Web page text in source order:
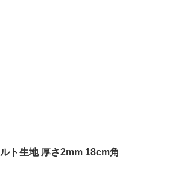
ト生地 厚さ2mm 18cm角